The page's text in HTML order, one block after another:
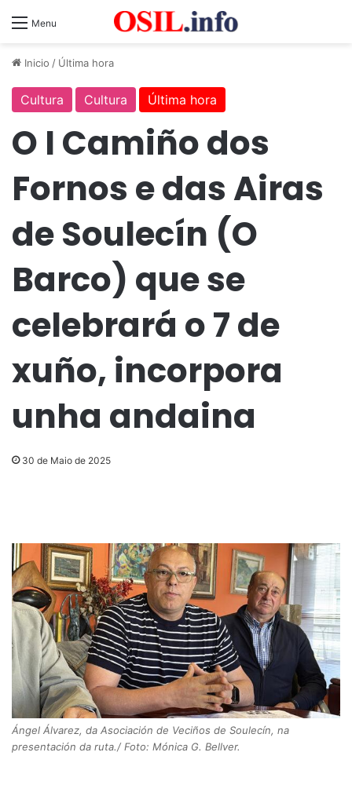
Menu
Inicio / Última hora
Cultura Cultura Última hora
O I Camiño dos
Fornos e das Airas
de Soulecín (O
Barco) que se
celebrará o 7 de
xuño, incorpora
unha andaina
30 de Maio de 2025
Ángel Álvarez, da Asociación de Veciños de Soulecín, na
presentación da ruta./ Foto: Mónica G. Bellver.